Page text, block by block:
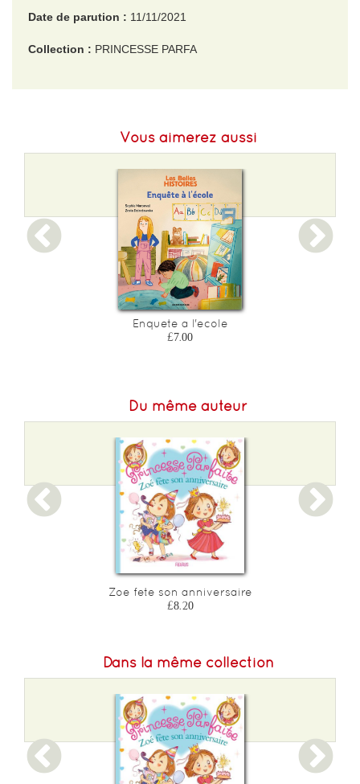
Date de parution : 11/11/2021
Collection : PRINCESSE PARFA
Vous aimerez aussi
Enquete a l'ecole
£7.00
Du même auteur
Zoe fete son anniversaire
£8.20
Dans la même collection